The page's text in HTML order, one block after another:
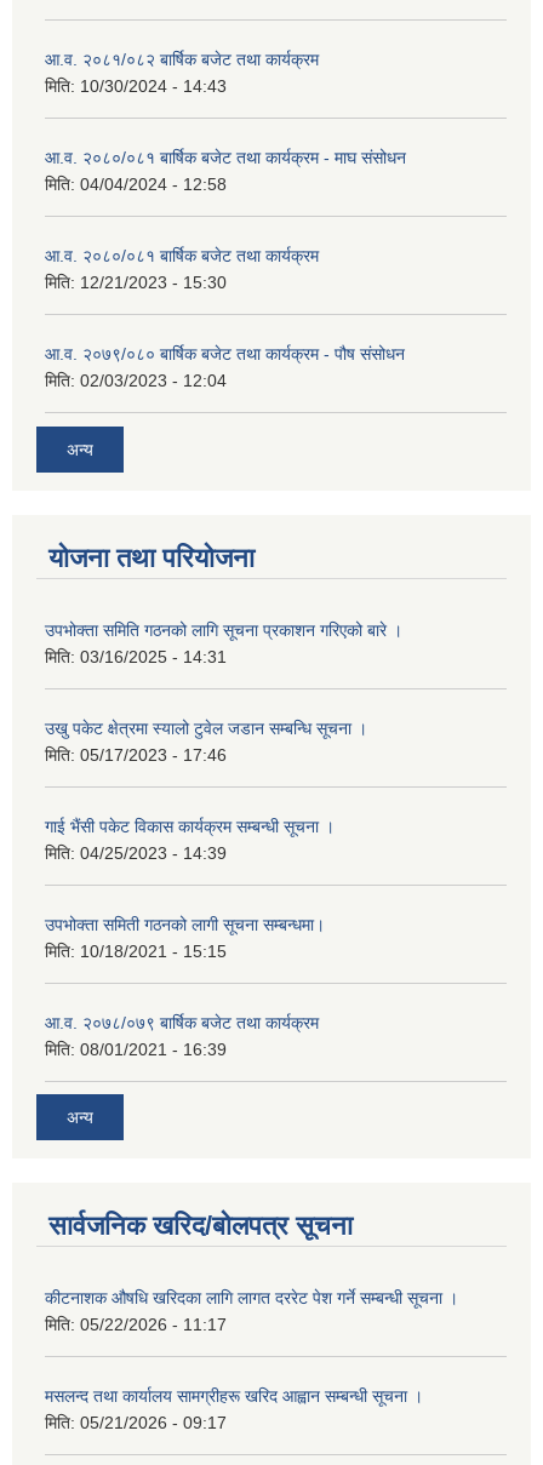
आ.व. २०८१/०८२ बार्षिक बजेट तथा कार्यक्रम
मिति: 10/30/2024 - 14:43
आ.व. २०८०/०८१ बार्षिक बजेट तथा कार्यक्रम - माघ संसोधन
मिति: 04/04/2024 - 12:58
आ.व. २०८०/०८१ बार्षिक बजेट तथा कार्यक्रम
मिति: 12/21/2023 - 15:30
आ.व. २०७९/०८० बार्षिक बजेट तथा कार्यक्रम - पौष संसोधन
मिति: 02/03/2023 - 12:04
अन्य
योजना तथा परियोजना
उपभोक्ता समिति गठनको लागि सूचना प्रकाशन गरिएको बारे ।
मिति: 03/16/2025 - 14:31
उखु पकेट क्षेत्रमा स्यालो टुवेल जडान सम्बन्धि सूचना ।
मिति: 05/17/2023 - 17:46
गाई भैंसी पकेट विकास कार्यक्रम सम्बन्धी सूचना ।
मिति: 04/25/2023 - 14:39
उपभोक्ता समिती गठनको लागी सूचना सम्बन्धमा।
मिति: 10/18/2021 - 15:15
आ.व. २०७८/०७९ बार्षिक बजेट तथा कार्यक्रम
मिति: 08/01/2021 - 16:39
अन्य
सार्वजनिक खरिद/बोलपत्र सूचना
कीटनाशक औषधि खरिदका लागि लागत दररेट पेश गर्ने सम्बन्धी सूचना ।
मिति: 05/22/2026 - 11:17
मसलन्द तथा कार्यालय सामग्रीहरू खरिद आह्वान सम्बन्धी सूचना ।
मिति: 05/21/2026 - 09:17